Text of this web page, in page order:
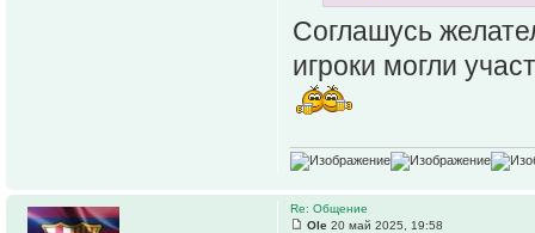
Соглашусь
игроки могли
Re: Общение
Ole 20 май 2025, 19:58